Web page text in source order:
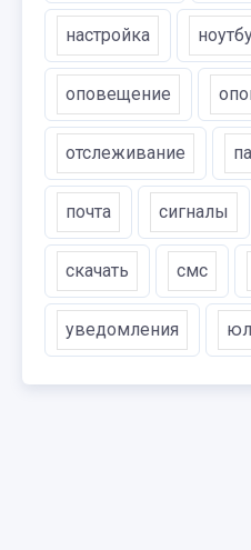
настройка
оповещение
отслеживание
почта сигналы
скачать смс
уведомления